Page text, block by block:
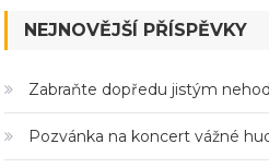
NEJNOVĚJŠÍ PŘÍSPĚVKY
Zabraňte dopředu jistým
Pozvánka na koncert vážné